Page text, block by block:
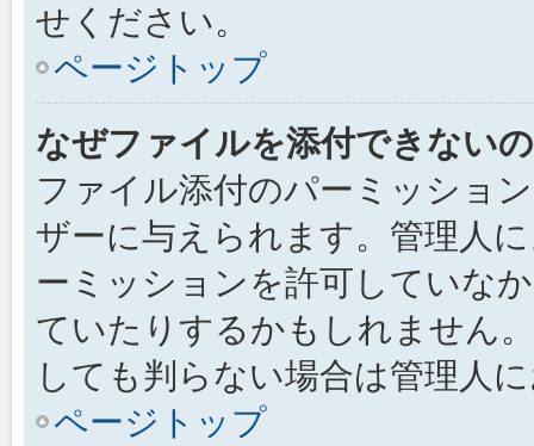
せください。
ページトップ
なぜファイルを添付できない
ファイル添付のパーミッショ
ザーに与えられます。管理人
ーミッションを許可していな
ていたりするかもしれません
しても判らない場合は管理人
ページトップ